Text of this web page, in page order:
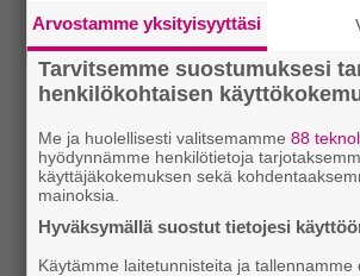
Arvostamme yksityisyyttäsi
Tarvitsemme suostumuksesi
henkilökohtaisen
Me ja huolellisesti valitsemamme88
hyödynnämme henkilötietoja
käyttäjäkokemuksen sekä
mainoksia.
Hyväksymällä suostut tietojesi
Käytämme laitetunnisteita ja tallennamme